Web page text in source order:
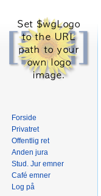
Forside
Privatret
Offentlig ret
Anden jura
Stud. Jur emner
Café emner
Log på